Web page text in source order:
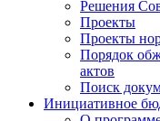
Решения
Проекты
Проекты
Порядок
актов
Поиск
Инициативное